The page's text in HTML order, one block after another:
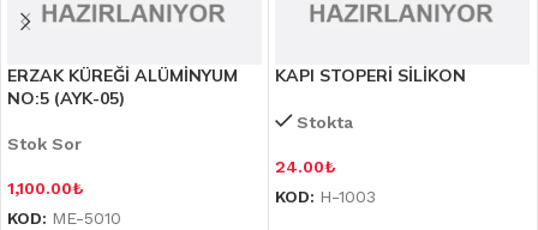
ERZAK KÜREĞİ ALÜMİNYUM
NO:5 (AYK-05)
Stok Sor
1,100.00₺
KOD: ME-5010
KAPI STOPERİ SİLİKON
Stokta
24.00₺
KOD: H-1003